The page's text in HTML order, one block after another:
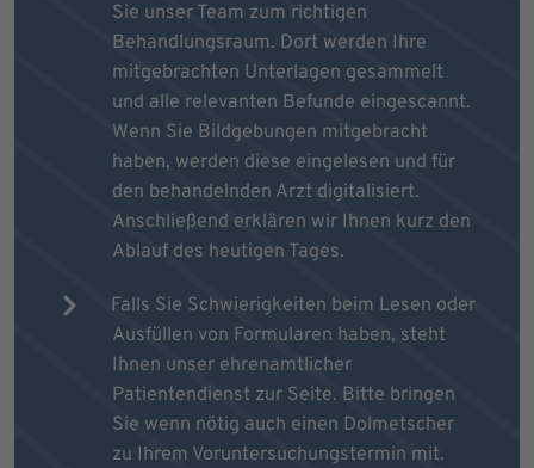
Sie unser Team zum richtigen
Behandlungsraum. Dort werden Ihre
mitgebrachten Unterlagen gesammelt
und alle relevanten Befunde eingescannt.
Wenn Sie Bildgebungen mitgebracht
haben, werden diese eingelesen und für
den behandelnden Arzt digitalisiert.
Anschließend erklären wir Ihnen kurz den
Ablauf des heutigen Tages.
Falls Sie Schwierigkeiten beim Lesen oder
Ausfüllen von Formularen haben, steht
Ihnen unser ehrenamtlicher
Patientendienst zur Seite. Bitte bringen
Sie wenn nötig auch einen Dolmetscher
zu Ihrem Voruntersuchungstermin mit.